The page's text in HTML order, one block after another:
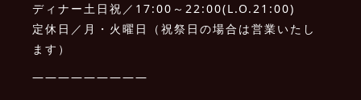
ディナー土日祝／17:00～22:00(L.O.21:00)
定休日／月・火曜日（祝祭日の場合は営業いたし
ます）
—————————